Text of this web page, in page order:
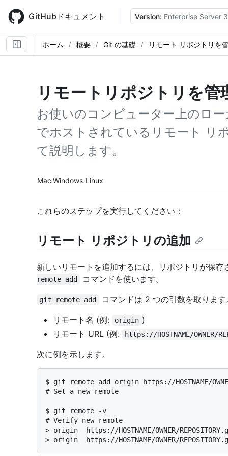
main
content
GitHubドキュメント Version: Enterprise Server
ホーム 概要 Git の基礎 リモート リポジトリを
リモートリポジトリを管
お使いのコンピューター上のロ
でホストされているリモート リ
て説明します。
Platform navigation
Mac Windows Linux
これらのステップを実行してください：
リモート リポジトリの追加
新しいリモートを追加するには、リポジトリが保
remote add コマンドを使います。
git remote add
コマンドは 2 つの引数を取ります
リモート名 (例:
origin )
リモート URL (例:
https://HOSTNAME/OWNER/
次に例を示します。
$ git remote add origin https://HOSTNAME/
# Set a new remote
$ git remote -v
# Verify new remote
> origin  https://HOSTNAME/OWNER/
> origin  https://HOSTNAME/OWNER/